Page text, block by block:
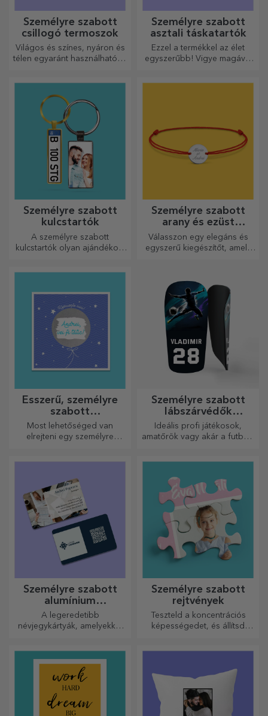
Személyre szabott
csillogó termoszok
Világos és színes, nyáron és
télen egyaránt használható, a
őket!
Személyre szabott
asztali táskatartók
Ezzel a termékkel az élet
egyszerűbb! Vigye magával
Személyre szabott
kulcstartók
A személyre szabott
kulcstartók olyan ajándékok,
hogy minden nap
emlékeztessék őket rád.
Személyre szabott
arany és ezüst
karkötők
Válasszon egy elegáns és
egyszerű kiegészítőt, amely
személyiségét, aki viselni
fogja.
Ésszerű, személyre
szabott
üdvözlőkártyák és
kártyák
Most lehetőséged van
elrejteni egy személyre
Személyre szabott
lábszárvédők
futballhoz
Ideális profi játékosok,
amatőrök vagy akár a futballt
Személyre szabott
alumínium
névjegykártyák
A legeredetibb
névjegykártyák, amelyekkel
Személyre szabott
rejtvények
Teszteld a koncentrációs
képességedet, és állítsd